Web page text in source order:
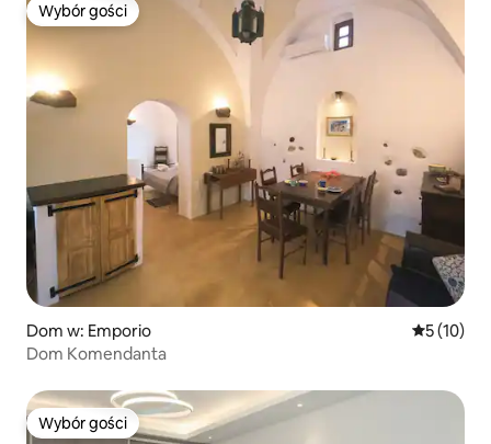
Wybór gości
Wybór gości
Dom w: Emporio Średnia
5 (10)
Dom Komendanta
Wybór gości
Wybór gości